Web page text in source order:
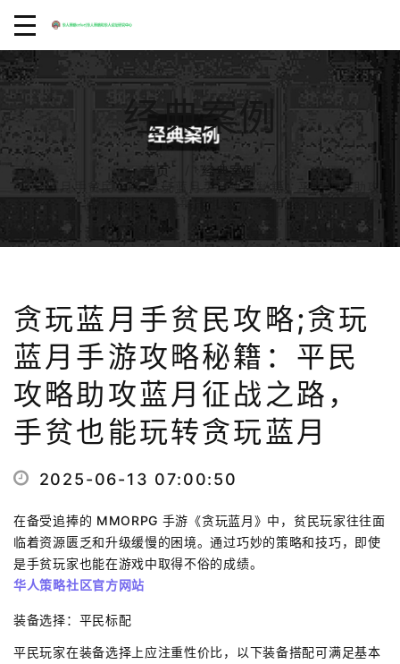
经典案例
首页
经典案例
贪玩蓝月手贫民攻略;贪玩蓝月手游攻略秘籍：平民攻略助攻
蓝月征战之路，手贫也能玩转贪玩蓝月
贪玩蓝月手贫民攻略;贪玩
蓝月手游攻略秘籍：平民
攻略助攻蓝月征战之路，
手贫也能玩转贪玩蓝月
2025-06-13 07:00:50
在备受追捧的 MMORPG 手游《贪玩蓝月》中，贫民玩家往往面
临着资源匮乏和升级缓慢的困境。通过巧妙的策略和技巧，即使
是手贫玩家也能在游戏中取得不俗的成绩。
华人策略社区官方网站
装备选择：平民标配
平民玩家在装备选择上应注重性价比，以下装备搭配可满足基本